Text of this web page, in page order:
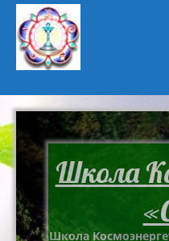
Школа
Школа